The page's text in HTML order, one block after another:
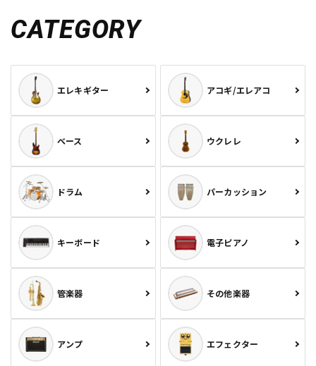
CATEGORY
エレキギター アコギ/エレアコ
ベース ウクレレ
ドラム パーカッション
キーボード 電子ピアノ
管楽器 その他楽器
アンプ エフェクター